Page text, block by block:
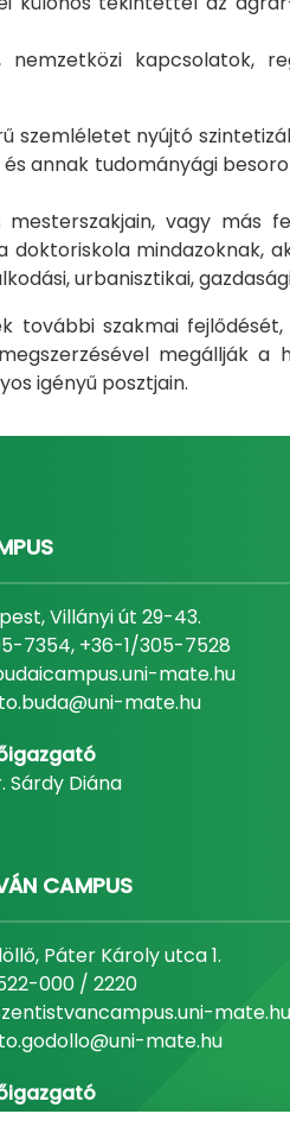
kapcsolatok,
nyújtó
annak tudományági
vagy más
mindazoknak,
urbanisztikai,
szakmai
megállják
igényű posztjain.
Villányi út 29-43.
7354, +36-1/305-7528
mate.hu
mate.hu
Sárdy Diána
CAMPUS
Páter Károly utca 1.
000 / 2220
mate.hu
mate.hu